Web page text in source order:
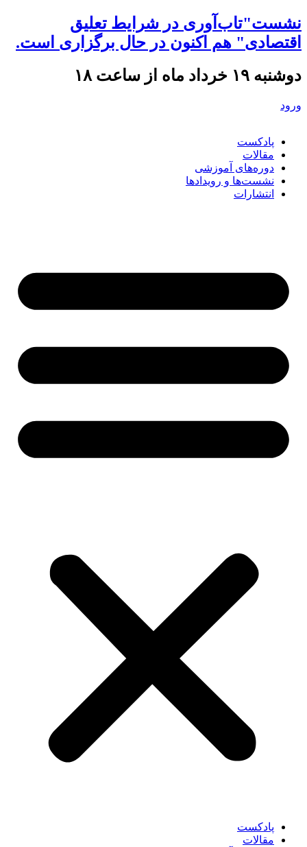
نشست"تاب‌آوری در شرایط تعلیق
اقتصادی" هم اکنون در حال برگزاری است.
دوشنبه ۱۹ خرداد ماه از ساعت ۱۸
ورود
پادکست
مقالات
دوره‌های آموزشی
نشست‌ها و رویدادها
انتشارات
پادکست
مقالات